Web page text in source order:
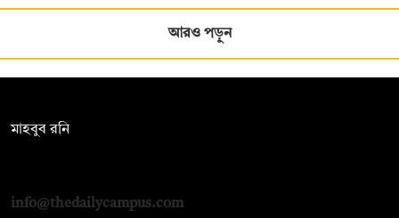
আরও পড়ুন
মাহবুব রনি
info@thedailycampus.com